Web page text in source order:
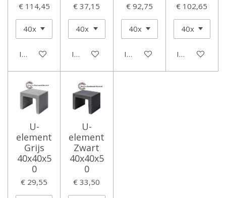
€ 114,45
In winkelwagen
€ 37,15
In winkelwagen
€ 92,75
In winkelwagen
€ 102,65
In
U-
element
Grijs
40x40x5
0
€ 29,55
U-
element
Zwart
40x40x5
0
€ 33,50